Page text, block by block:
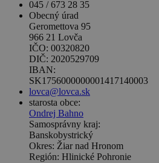
045 / 673 28 35
Obecný úrad
Geromettova 95
966 21 Lovča
IČO: 00320820
DIČ: 2020529709
IBAN:
SK1756000000001417140003
lovca@lovca.sk
starosta obce:
Ondrej Bahno
Samosprávny kraj:
Banskobystrický
Okres: Žiar nad Hronom
Región: Hlinické Pohronie